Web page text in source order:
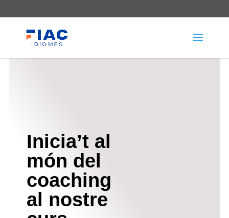
Inicia’t al
món del
coaching
al nostre